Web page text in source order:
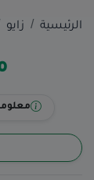
الرئيسية زايو